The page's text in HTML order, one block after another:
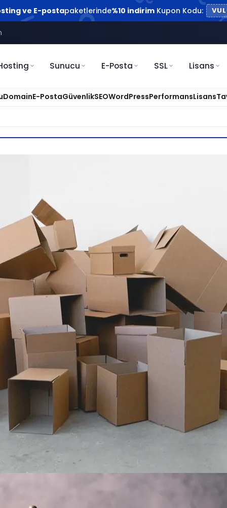
ve E-postapaketlerinde%10 indirim Kupon Kodu:
Sunucu E-Posta SSL Lisans
DomainE-PostaGüvenlikSEOWordPressPerformansLisans